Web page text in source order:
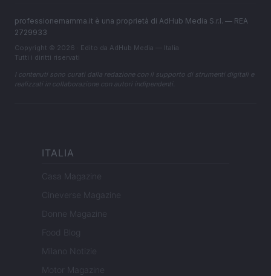
professionemamma.it è una proprietà di AdHub Media S.r.l. — REA
2729933
Copyright © 2026 · Edito da AdHub Media — Italia
Tutti i diritti riservati
I contenuti sono curati dalla redazione con il supporto di strumenti digitali e
realizzati in collaborazione con autori indipendenti.
ITALIA
Casa Magazine
Cineverse Magazine
Donne Magazine
Food Blog
Milano Notizie
Motor Magazine